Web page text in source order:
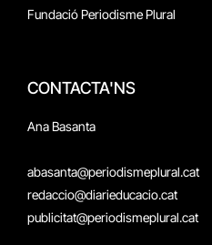
Fundació Periodisme Plural
CONTACTA'NS
Ana Basanta
abasanta@periodismeplural.cat
redaccio@diarieducacio.cat
publicitat@periodismeplural.cat